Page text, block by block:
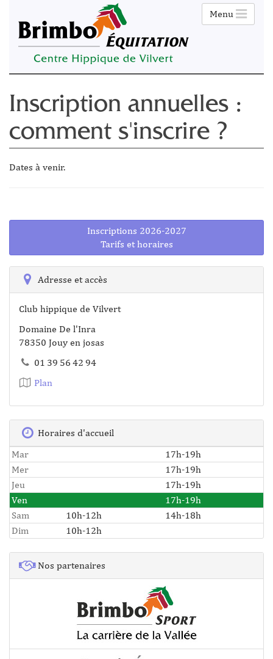
Menu
Inscription annuelles :
comment s'inscrire ?
Dates à venir.
Inscriptions 2026-2027
Tarifs et horaires
Adresse et accès
Club hippique de Vilvert
Domaine De l'Inra
78350 Jouy en josas
01 39 56 42 94
Plan
Horaires d'accueil
Mar
17h-19h
Mer
17h-19h
Jeu
17h-19h
Ven
17h-19h
Sam
10h-12h
14h-18h
Dim
10h-12h
Nos partenaires